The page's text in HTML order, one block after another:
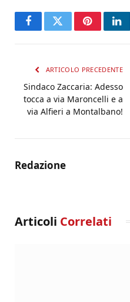
FacebookTwitterPinterest
ARTICOLO PRECEDENTE
Sindaco Zaccaria: Adesso
tocca a via Maroncelli e a
via Alfieri a Montalbano!
Redazione
Articoli Correlati